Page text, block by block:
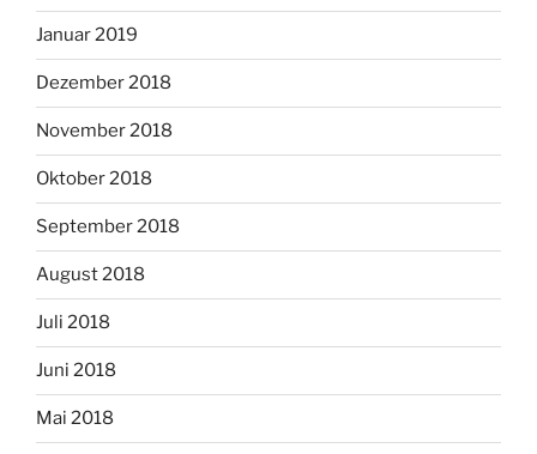
Januar 2019
Dezember 2018
November 2018
Oktober 2018
September 2018
August 2018
Juli 2018
Juni 2018
Mai 2018